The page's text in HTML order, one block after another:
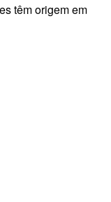
têm origem em